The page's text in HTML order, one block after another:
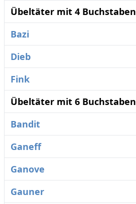
Übeltäter mit 4 Buchstaben
Bazi
Dieb
Fink
Übeltäter mit 6 Buchstaben
Bandit
Ganeff
Ganove
Gauner